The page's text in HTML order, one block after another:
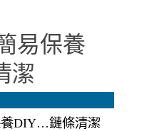
易保養
潔
DIY…鏈條清潔